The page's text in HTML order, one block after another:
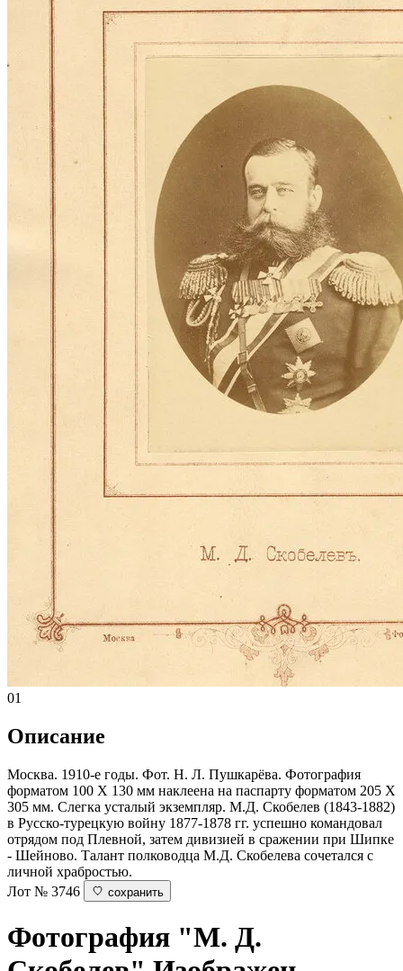
01
Описание
Москва. 1910-е годы. Фот. Н. Л. Пушкарёва. Фотография
форматом 100 Х 130 мм наклеена на паспарту форматом 205 Х
305 мм. Слегка усталый экземпляр. М.Д. Скобелев (1843-1882)
в Русско-турецкую войну 1877-1878 гг. успешно командовал
отрядом под Плевной, затем дивизией в сражении при Шипке
- Шейново. Талант полководца М.Д. Скобелева сочетался с
личной храбростью.
Лот № 3746
сохранить
Фотография "М. Д.